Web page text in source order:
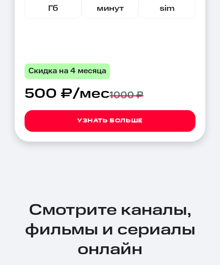
Гб минут sim
Скидка на 4 месяца
500 ₽/мес1000 ₽
УЗНАТЬ БОЛЬШЕ
Смотрите каналы,
фильмы и сериалы
онлайн